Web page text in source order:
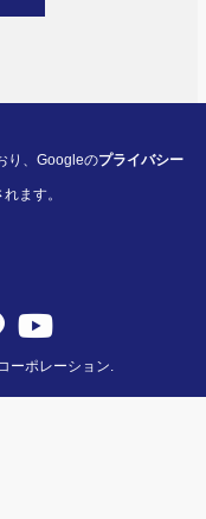
り、Googleのプライバシー
ます。
ポレーション.